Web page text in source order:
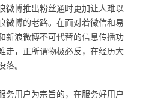
微博推出粉丝通时更加让人难以
微博的老路。在面对着微信和易
新浪微博不可代替的信息传播功
走，正所谓物极必反，在经历大
。
务用户为宗旨的，在服务好用户